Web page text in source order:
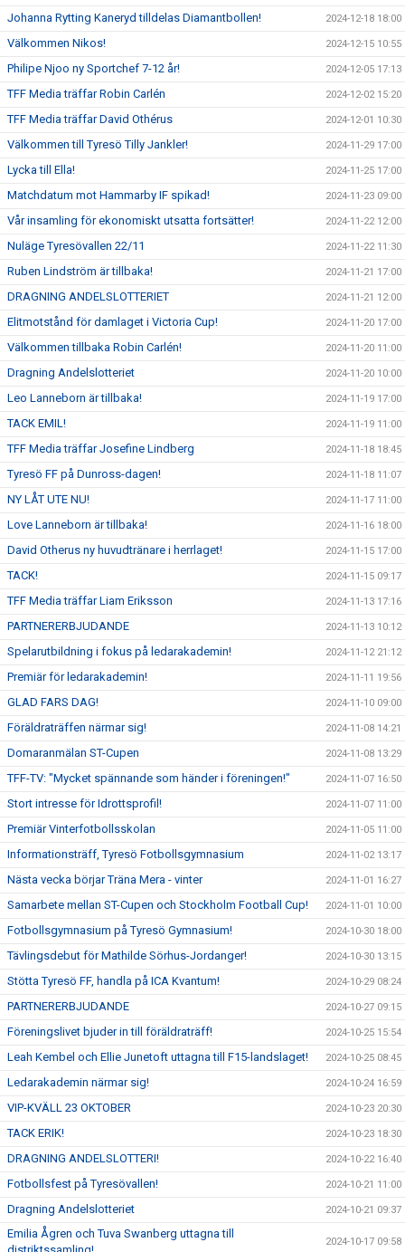
Johanna Rytting Kaneryd tilldelas Diamantbollen! 2024-12-18 18:00
Välkommen Nikos! 2024-12-15 10:55
Philipe Njoo ny Sportchef 7-12 år! 2024-12-05 17:13
TFF Media träffar Robin Carlén 2024-12-02 15:20
TFF Media träffar David Othérus 2024-12-01 10:30
Välkommen till Tyresö Tilly Jankler! 2024-11-29 17:00
Lycka till Ella! 2024-11-25 17:00
Matchdatum mot Hammarby IF spikad! 2024-11-23 09:00
Vår insamling för ekonomiskt utsatta fortsätter! 2024-11-22 12:00
Nuläge Tyresövallen 22/11 2024-11-22 11:30
Ruben Lindström är tillbaka! 2024-11-21 17:00
DRAGNING ANDELSLOTTERIET 2024-11-21 12:00
Elitmotstånd för damlaget i Victoria Cup! 2024-11-20 17:00
Välkommen tillbaka Robin Carlén! 2024-11-20 11:00
Dragning Andelslotteriet 2024-11-20 10:00
Leo Lanneborn är tillbaka! 2024-11-19 17:00
TACK EMIL! 2024-11-19 11:00
TFF Media träffar Josefine Lindberg 2024-11-18 18:45
Tyresö FF på Dunross-dagen! 2024-11-18 11:07
NY LÅT UTE NU! 2024-11-17 11:00
Love Lanneborn är tillbaka! 2024-11-16 18:00
David Otherus ny huvudtränare i herrlaget! 2024-11-15 17:00
TACK! 2024-11-15 09:17
TFF Media träffar Liam Eriksson 2024-11-13 17:16
PARTNERERBJUDANDE 2024-11-13 10:12
Spelarutbildning i fokus på ledarakademin! 2024-11-12 21:12
Premiär för ledarakademin! 2024-11-11 19:56
GLAD FARS DAG! 2024-11-10 09:00
Föräldraträffen närmar sig! 2024-11-08 14:21
Domaranmälan ST-Cupen 2024-11-08 13:29
TFF-TV: "Mycket spännande som händer i föreningen!" 2024-11-07 16:50
Stort intresse för Idrottsprofil! 2024-11-07 11:00
Premiär Vinterfotbollsskolan 2024-11-05 11:00
Informationsträff, Tyresö Fotbollsgymnasium 2024-11-02 13:17
Nästa vecka börjar Träna Mera - vinter 2024-11-01 16:27
Samarbete mellan ST-Cupen och Stockholm Football Cup! 2024-11-01 10:00
Fotbollsgymnasium på Tyresö Gymnasium! 2024-10-30 18:00
Tävlingsdebut för Mathilde Sörhus-Jordanger! 2024-10-30 13:15
Stötta Tyresö FF, handla på ICA Kvantum! 2024-10-29 08:24
PARTNERERBJUDANDE 2024-10-27 09:15
Föreningslivet bjuder in till föräldraträff! 2024-10-25 15:54
Leah Kembel och Ellie Junetoft uttagna till F15-landslaget! 2024-10-25 08:45
Ledarakademin närmar sig! 2024-10-24 16:59
VIP-KVÄLL 23 OKTOBER 2024-10-23 20:30
TACK ERIK! 2024-10-23 18:30
DRAGNING ANDELSLOTTERI! 2024-10-22 16:40
Fotbollsfest på Tyresövallen! 2024-10-21 11:00
Dragning Andelslotteriet 2024-10-21 09:37
Emilia Ågren och Tuva Swanberg uttagna till
2024-10-17 09:58